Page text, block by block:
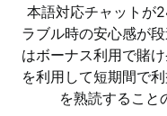
本語対応チャットが
ラブル時の安心感が
はボーナス利用で賭
を利用して短期間で
を熟読するこ